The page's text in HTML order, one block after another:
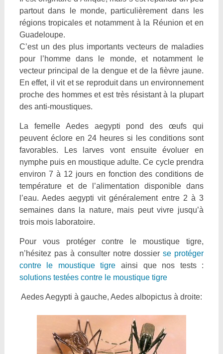
partout dans le monde, particulièrement dans les
régions tropicales et notamment à la Réunion et en
Guadeloupe.
C’est un des plus importants vecteurs de maladies
pour l’homme dans le monde, et notamment le
vecteur principal de la dengue et de la fièvre jaune.
En effet, il vit et se reproduit dans un environnement
proche des hommes et est très résistant à la plupart
des anti-moustiques.
La femelle Aedes aegypti pond des œufs qui
peuvent éclore en 24 heures si les conditions sont
favorables. Les larves vont ensuite évoluer en
nymphe puis en moustique adulte. Ce cycle prendra
environ 7 à 12 jours en fonction des conditions de
température et de l’alimentation disponible dans
l’eau. Aedes aegypti vit généralement entre 2 à 3
semaines dans la nature, mais peut vivre jusqu’à
trois mois laboratoire.
Pour vous protéger contre le moustique tigre,
n’hésitez pas à consulter notre dossierse protéger
contre le moustique tigre ainsi que nos tests :
solutions testées contre le moustique tigre
Aedes Aegypti à gauche, Aedes albopictus à droite: